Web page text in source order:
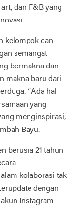
dan F&B yang
kelompok dan
semangat
bermakna dan
makna baru dari
“Ada hal
yang
menginspirasi,
Bayu.
berusia 21 tahun
kolaborasi tak
dengan
Instagram